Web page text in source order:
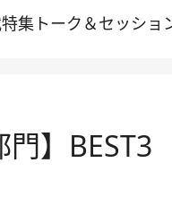
特集 トーク＆セッショ
】BEST3